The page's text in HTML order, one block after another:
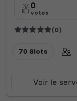
0
votes
(0)
70 Slots
Voir le